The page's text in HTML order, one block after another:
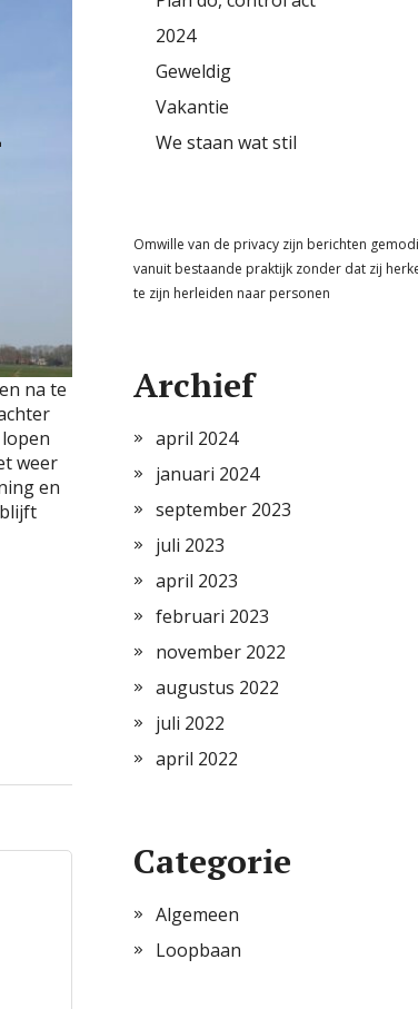
na te
weer
en
2024
Geweldig
Vakantie
We staan wat stil
Omwille van de privacy zijn berichten
vanuit bestaande praktijk zonder dat zij
te zijn herleiden naar personen
Archief
april 2024
januari 2024
september 2023
juli 2023
april 2023
februari 2023
november 2022
augustus 2022
juli 2022
april 2022
Categorie
Algemeen
Loopbaan